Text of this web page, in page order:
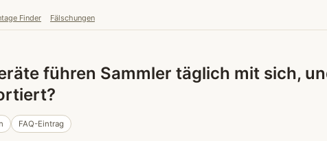
Finder Fälschungen
führen Sammler täglich mit sich,
FAQ-Eintrag